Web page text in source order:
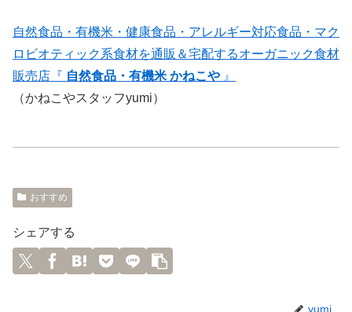
自然食品・有機米・健康食品・アレルギー対応食品・マク
ロビオティック系食材を通販＆宅配するオーガニック食材
販売店『 自然食品・有機米 かねこや 』
（かねこやスタッフyumi）
おすすめ
シェアする
yumi